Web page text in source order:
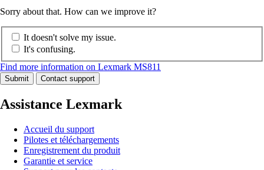
Sorry about that. How can we improve it?
It doesn't solve my issue.
It's confusing.
Find more information on Lexmark MS811
Submit Contact support
Assistance Lexmark
Accueil du support
Pilotes et téléchargements
Enregistrement du produit
Garantie et service